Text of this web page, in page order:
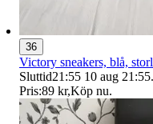
36
Victory sneakers, blå,
Sluttid21:55 10 aug 21:55.
Pris:89 kr,Köp nu.